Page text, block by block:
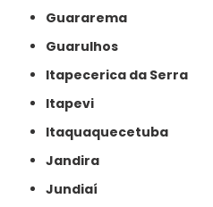
Guararema
Guarulhos
Itapecerica da Serra
Itapevi
Itaquaquecetuba
Jandira
Jundiaí